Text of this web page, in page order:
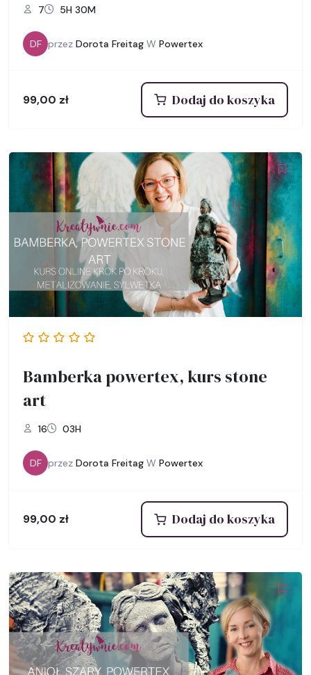
7 5H 30M
DF przez Dorota Freitag W Powertex
99,00 zł Dodaj do koszyka
Bamberka powertex, kurs stone
art
16 03H
DF przez Dorota Freitag W Powertex
99,00 zł Dodaj do koszyka